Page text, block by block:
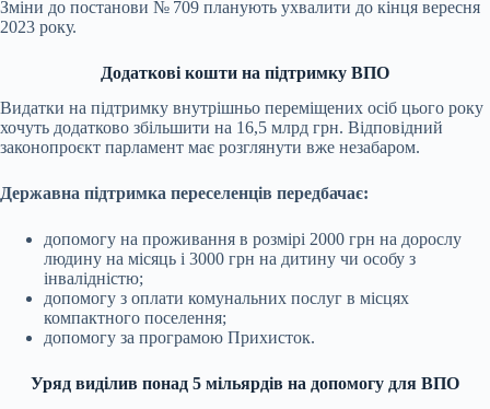
Зміни до постанови № 709 планують ухвалити до кінця вересня
2023 року.
Додаткові кошти на підтримку ВПО
Видатки на підтримку внутрішньо переміщених осіб цього року
хочуть додатково збільшити на 16,5 млрд грн. Відповідний
законопроєкт парламент має розглянути вже незабаром.
Державна підтримка переселенців передбачає:
допомогу на проживання в розмірі 2000 грн на дорослу
людину на місяць і 3000 грн на дитину чи особу з
інвалідністю;
допомогу з оплати комунальних послуг в місцях
компактного поселення;
допомогу за програмою Прихисток.
Уряд виділив понад 5 мільярдів на допомогу для ВПО